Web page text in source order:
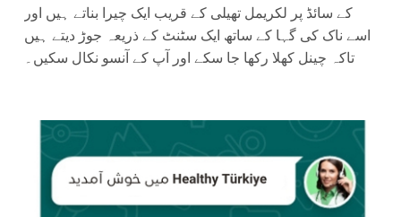
کے سائڈ پر لکریمل تھیلی کے قریب ایک چیرا بناتے ہیں اور
اسے ناک کی گہا کے ساتھ ایک سٹنٹ کے ذریعہ جوڑ دیتے ہیں
تاکہ چینل کھلا رکھا جا سکے اور آپ کے آنسو نکال سکیں۔